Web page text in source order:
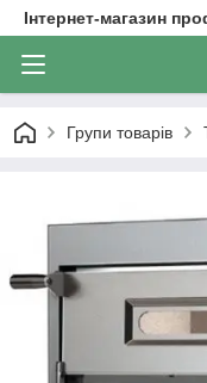
Інтернет-магазин
Групи товарів